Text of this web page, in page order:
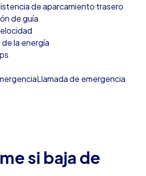
de aparcamiento trasero
de guía
la energía
de emergencia
si baja de